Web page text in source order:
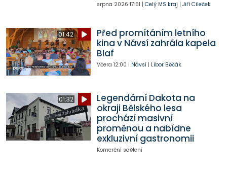
srpna 2026 17:51 | Celý MS kraj | Jiří Cileček
01:42
Před promítáním letního
kina v Návsí zahrála kapela
Blaf
Včera 12:00 | Návsí| Libor Běčák
01:32
Legendární Dakota na
okraji Bělského lesa
prochází masivní
proměnou a nabídne
exkluzivní gastronomii
Komerční sdělení